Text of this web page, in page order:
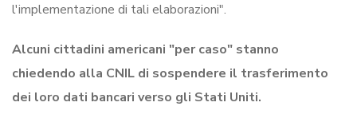
l'implementazione di tali elaborazioni".
Alcuni cittadini americani "per caso" stanno
chiedendo alla CNIL di sospendere il trasferimento
dei loro dati bancari verso gli Stati Uniti.